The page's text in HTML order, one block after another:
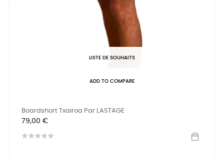
LISTE DE SOUHAITS
ADD TO COMPARE
Boardshort Txairoa Par LASTAGE
Prix
79,00 €